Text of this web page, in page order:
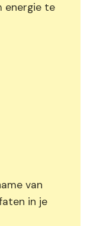
energie te
van
in je